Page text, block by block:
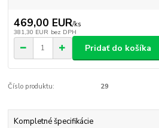
469,00 EUR/ks
381,30 EUR bez DPH
Pridať do košíka
Číslo produktu: 29
Kompletné špecifikácie